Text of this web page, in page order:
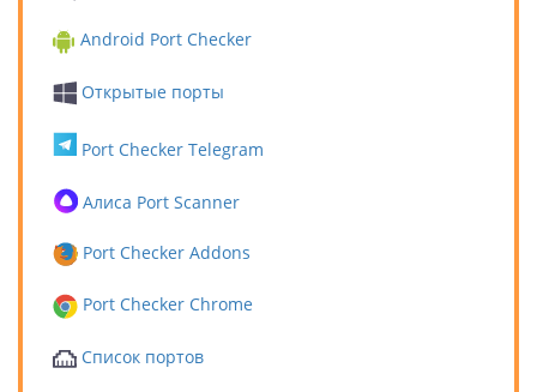
Android Port Checker
Открытые порты
Port Checker Telegram
Алиса Port Scanner
Port Checker Addons
Port Checker Chrome
Список портов